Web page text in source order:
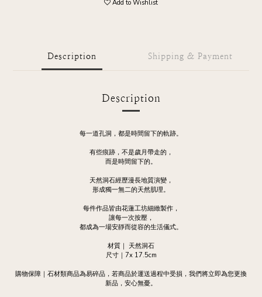
Add to Wishlist
Description Shipping & Payment
Description
每一道孔洞，都是時間留下的軌跡。
有些痕跡，不是歲月帶走的，
而是時間留下的。
天然洞石經歷漫長地質演變，
形成獨一無二的天然肌理。
每件作品皆由花蓮工坊細緻製作，
讓每一次按壓，
都成為一場安靜而從容的生活儀式。
材質｜ 天然洞石
尺寸｜7x 17.5cm
購物保障｜石材類商品為易碎品，若商品於運送過程中受損，我們將立即為您更換
新品，安心無憂。